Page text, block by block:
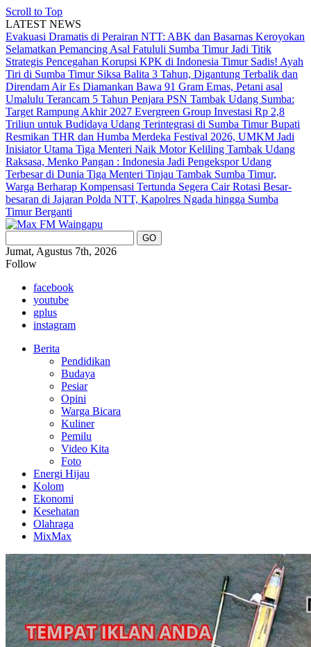
Scroll to Top
LATEST NEWS
Evakuasi Dramatis di Perairan NTT: ABK dan Basarnas Keroyokan
Selamatkan Pemancing Asal Fatululi Sumba Timur Jadi Titik
Strategis Pencegahan Korupsi KPK di Indonesia Timur Sadis! Ayah
Tiri di Sumba Timur Siksa Balita 3 Tahun, Digantung Terbalik dan
Direndam Air Es Diamankan Bawa 91 Gram Emas, Petani asal
Umalulu Terancam 5 Tahun Penjara PSN Tambak Udang Sumba:
Target Rampung Akhir 2027 Evergreen Group Investasi Rp 2,8
Triliun untuk Budidaya Udang Terintegrasi di Sumba TimurBupati
Resmikan THR dan Humba Merdeka Festival 2026, UMKM Jadi
Inisiator Utama Tiga Menteri Naik Motor Keliling Tambak Udang
Raksasa, Menko Pangan : Indonesia Jadi Pengekspor Udang
Terbesar di Dunia Tiga Menteri Tinjau Tambak Sumba Timur,
Warga Berharap Kompensasi Tertunda Segera CairRotasi Besar-
besaran di Jajaran Polda NTT, Kapolres Ngada hingga Sumba
Timur Berganti
Jumat, Agustus 7th, 2026
Follow
facebook
youtube
gplus
instagram
Berita
Pendidikan
Budaya
Pesiar
Opini
Warga Bicara
Kuliner
Pemilu
Video Kita
Foto
Energi Hijau
Kolom
Ekonomi
Kesehatan
Olahraga
MixMax